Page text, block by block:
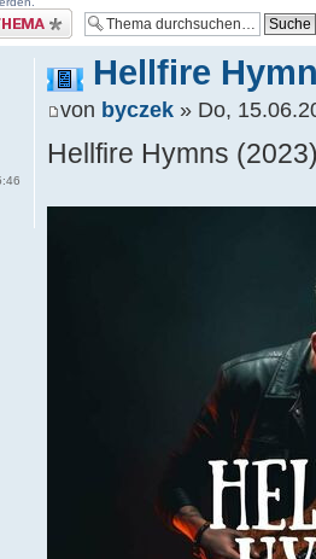
erstellen
Hellfire
von byczek » Do,
Hellfire Hymns